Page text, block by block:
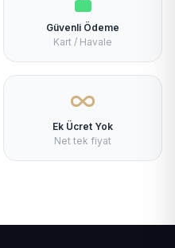
Güvenli Ödeme
Kart / Havale
Ek Ücret Yok
Net tek fiyat